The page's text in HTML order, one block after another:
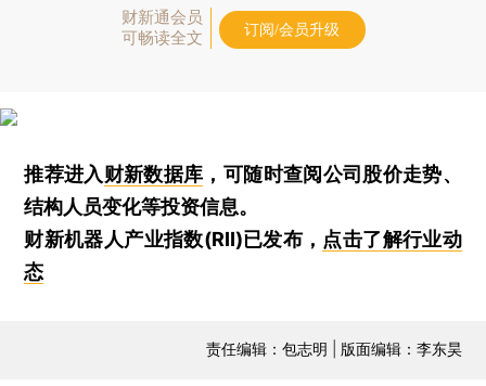
财新通会员
可畅读全文
订阅/会员升级
推荐进入财新数据库 ，可随时查阅公司股价走势、
结构人员变化等投资信息。
财新机器人产业指数(RII)已发布， 点击了解行业动
态
责任编辑：包志明 | 版面编辑：李东昊